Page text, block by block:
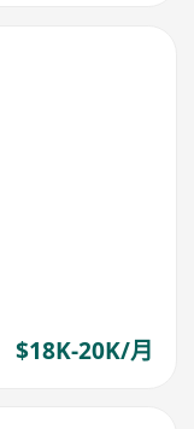
$18K-20K/月